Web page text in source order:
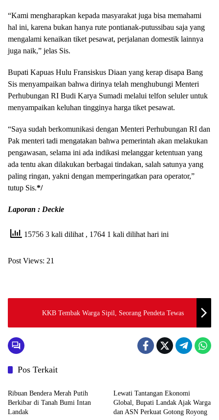
“Kami mengharapkan kepada masyarakat juga bisa memahami
hal ini, karena bukan hanya rute pontianak-putussibau saja yang
mengalami kenaikan tiket pesawat, perjalanan domestik lainnya
juga naik,” jelas Sis.
Bupati Kapuas Hulu Fransiskus Diaan yang kerap disapa Bang
Sis menyampaikan bahwa dirinya telah menghubungi Menteri
Perhubungan RI Budi Karya Sumadi melalui telfon seluler untuk
menyampaikan keluhan tingginya harga tiket pesawat.
“Saya sudah berkomunikasi dengan Menteri Perhubungan RI dan
Pak menteri tadi mengatakan bahwa pemerintah akan melakukan
pengawasan, selama ini ada indikasi melanggar ketentuan yang
ada tentu akan dilakukan berbagai tindakan, salah satunya yang
paling ringan, yakni dengan memperingatkan para operator,”
tutup Sis.*/
Laporan : Deckie
15756 3 kali dilihat , 1764 1 kali dilihat hari ini
Post Views: 21
KKB Tembak Warga Sipil, Seorang Pendeta Tewas
Pos Terkait
Pemerintahan dan Politik
Ribuan Bendera Merah Putih
Berkibar di Tanah Bumi Intan
Landak
Lewati Tantangan Ekonomi
Global, Bupati Landak Ajak Warga
dan ASN Perkuat Gotong Royong
Pemerintahan dan Politik Pemerintahan dan Politik